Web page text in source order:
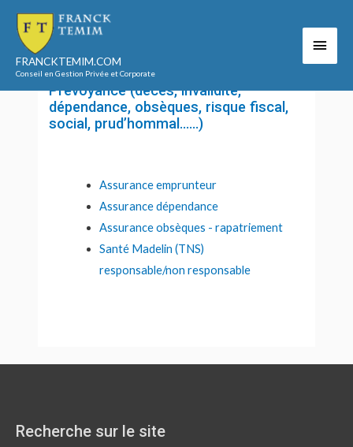
Aller
contenu
FRANCKTEMIM.COM
Conseil en Gestion Privée et Corporate
Accueil
Prévoyance (décès, invalidité, dépendance,
obsèques, risque fiscal, social, prud’hommal……)
Prévoyance (décès, invalidité,
dépendance, obsèques, risque fiscal,
social, prud’hommal……)
Assurance emprunteur
Assurance dépendance
Assurance obsèques - rapatriement
Santé Madelin (TNS)
responsable/non responsable
Recherche sur le site